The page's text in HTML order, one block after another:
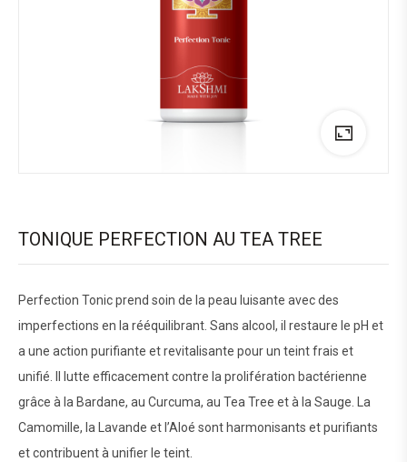
TONIQUE PERFECTION AU TEA TREE
Perfection Tonic prend soin de la peau luisante avec des
imperfections en la rééquilibrant. Sans alcool, il restaure le pH et
a une action purifiante et revitalisante pour un teint frais et
unifié. Il lutte efficacement contre la prolifération bactérienne
grâce à la Bardane, au Curcuma, au Tea Tree et à la Sauge. La
Camomille, la Lavande et l’Aloé sont harmonisants et purifiants
et contribuent à unifier le teint.